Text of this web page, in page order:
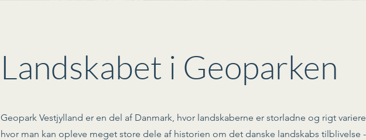
Landskabet i Geoparken
Geopark Vestjylland er en del af Danmark, hvor landskaberne er storladne og rigt
hvor man kan opleve meget store dele af historien om det danske landskabs tilblivelse